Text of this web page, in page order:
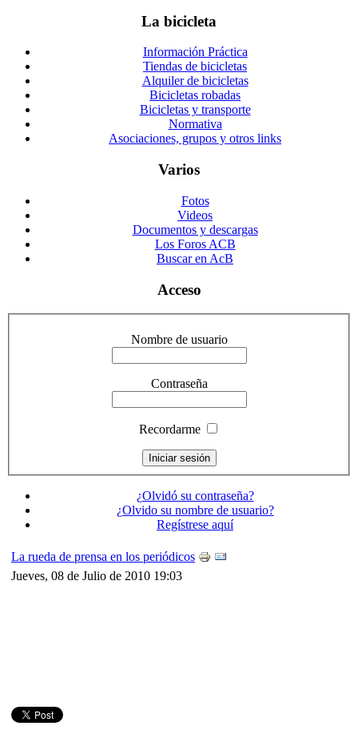
La bicicleta
Información Práctica
Tiendas de bicicletas
Alquiler de bicicletas
Bicicletas robadas
Bicicletas y transporte
Normativa
Asociaciones, grupos y otros links
Varios
Fotos
Videos
Documentos y descargas
Los Foros ACB
Buscar en AcB
Acceso
Nombre de usuario
Contraseña
Recordarme
¿Olvidó su contraseña?
¿Olvido su nombre de usuario?
Regístrese aquí
La rueda de prensa en los periódicos
Jueves, 08 de Julio de 2010 19:03